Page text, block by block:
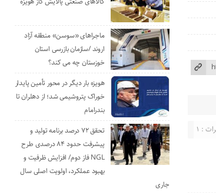
: 1
ماجراهای «سوسن» منطقه آزاد
اروند /سازمان بازرسی استان
خوزستان چه می کند؟
هویزه بار دیگر در محور تأمین پایدار
خوراک پتروشیمی شد؛ از دهلران تا
بندرامام
تحقق ۷۲ درصد برنامه تولید و
پیشرفت حدود ۸۴ درصدی طرح
NGL فاز دوم/ افزایش ظرفیت و
بهبود عملکرد، اولویت اصلی سال
جاری